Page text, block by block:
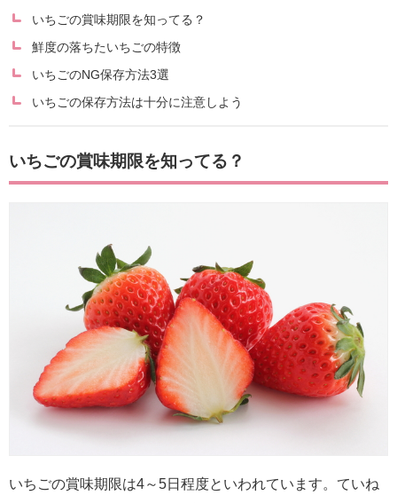
いちごの賞味期限を知ってる？
鮮度の落ちたいちごの特徴
いちごのNG保存方法3選
いちごの保存方法は十分に注意しよう
いちごの賞味期限を知ってる？
いちごの賞味期限は4～5日程度といわれています。ていね